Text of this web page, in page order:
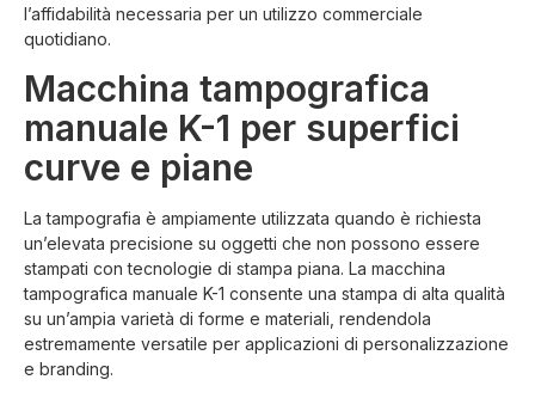
l’affidabilità necessaria per un utilizzo commerciale
quotidiano.
Macchina tampografica
manuale K-1 per superfici
curve e piane
La tampografia è ampiamente utilizzata quando è richiesta
un’elevata precisione su oggetti che non possono essere
stampati con tecnologie di stampa piana. La macchina
tampografica manuale K-1 consente una stampa di alta qualità
su un’ampia varietà di forme e materiali, rendendola
estremamente versatile per applicazioni di personalizzazione
e branding.